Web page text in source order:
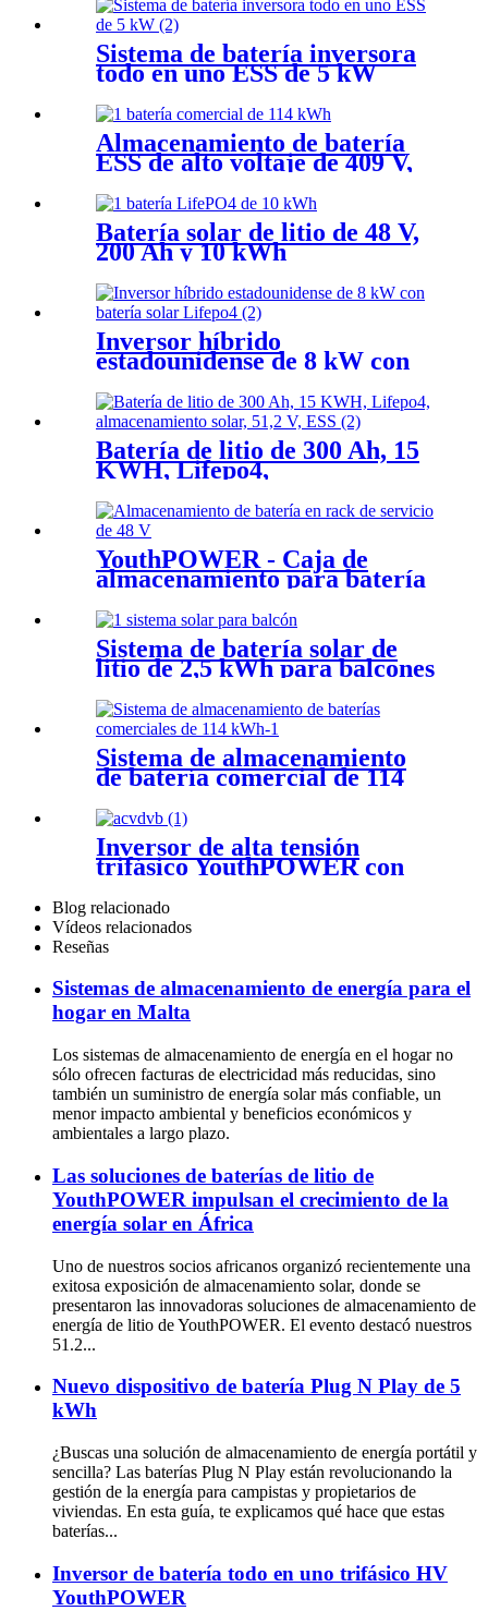
Sistema de batería inversora
todo en uno ESS de 5 kW
Almacenamiento de batería
ESS de alto voltaje de 409 V,
Batería solar de litio de 48 V,
200 Ah y 10 kWh
Inversor híbrido
estadounidense de 8 kW con
Batería de litio de 300 Ah, 15
KWH, Lifepo4,
almacenamiento solar, 51,2 V,
ESS
YouthPOWER - Caja de
almacenamiento para batería
solar de 19 pulgadas
Sistema de batería solar de
litio de 2,5 kWh para balcones
Sistema de almacenamiento
de batería comercial de 114
Inversor de alta tensión
trifásico YouthPOWER con
Blog relacionado
Vídeos relacionados
Reseñas
Sistemas de almacenamiento de energía para el
hogar en Malta
Los sistemas de almacenamiento de energía en el hogar no
sólo ofrecen facturas de electricidad más reducidas, sino
también un suministro de energía solar más confiable, un
menor impacto ambiental y beneficios económicos y
ambientales a largo plazo.
Las soluciones de baterías de litio de
YouthPOWER impulsan el crecimiento de la
energía solar en África
Uno de nuestros socios africanos organizó recientemente una
exitosa exposición de almacenamiento solar, donde se
presentaron las innovadoras soluciones de almacenamiento de
energía de litio de YouthPOWER. El evento destacó nuestros
51.2...
Nuevo dispositivo de batería Plug N Play de 5
kWh
¿Buscas una solución de almacenamiento de energía portátil y
sencilla? Las baterías Plug N Play están revolucionando la
gestión de la energía para campistas y propietarios de
viviendas. En esta guía, te explicamos qué hace que estas
baterías...
Inversor de batería todo en uno trifásico HV
YouthPOWER